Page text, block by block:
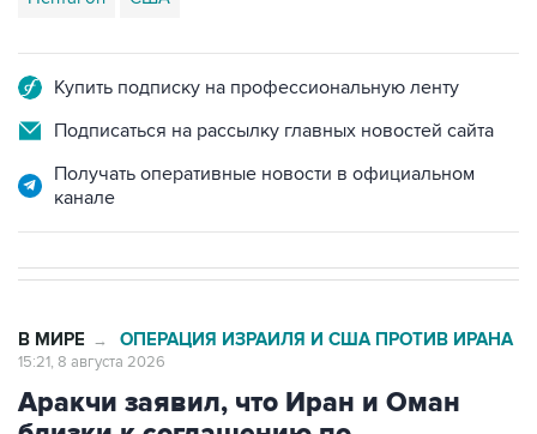
Подписаться на рассылку главных новостей сайта
Получать оперативные новости в официальном
Аракчи заявил, что Иран и Оман
близки к соглашению по
Ормузскому проливу